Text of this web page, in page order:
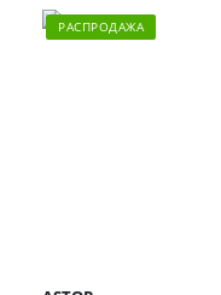
РАСПРОДАЖА